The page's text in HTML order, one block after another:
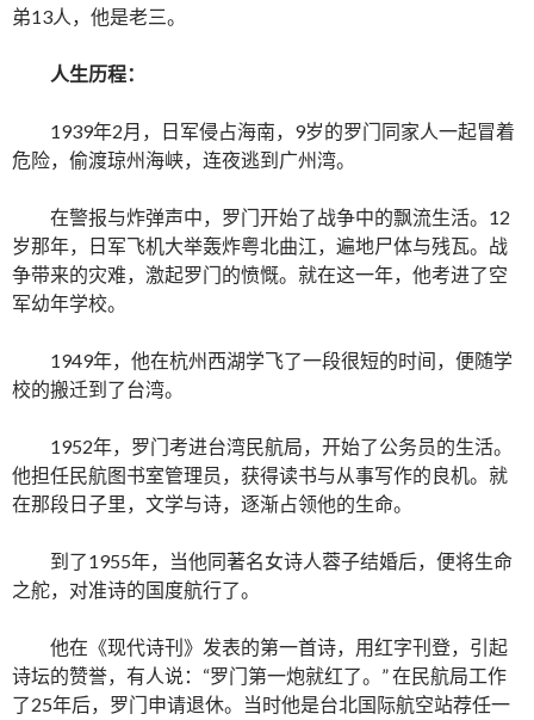
弟13人，他是老三。
人生历程：
1939年2月，日军侵占海南，9岁的罗门同家人一起冒着
危险，偷渡琼州海峡，连夜逃到广州湾。
在警报与炸弹声中，罗门开始了战争中的飘流生活。12
岁那年，日军飞机大举轰炸粤北曲江，遍地尸体与残瓦。战
争带来的灾难，激起罗门的愤慨。就在这一年，他考进了空
军幼年学校。
1949年，他在杭州西湖学飞了一段很短的时间，便随学
校的搬迁到了台湾。
1952年，罗门考进台湾民航局，开始了公务员的生活。
他担任民航图书室管理员，获得读书与从事写作的良机。就
在那段日子里，文学与诗，逐渐占领他的生命。
到了1955年，当他同著名女诗人蓉子结婚后，便将生命
之舵，对准诗的国度航行了。
他在《现代诗刊》发表的第一首诗，用红字刊登，引起
诗坛的赞誉，有人说：“罗门第一炮就红了。” 在民航局工作
了25年后，罗门申请退休。当时他是台北国际航空站荐任一